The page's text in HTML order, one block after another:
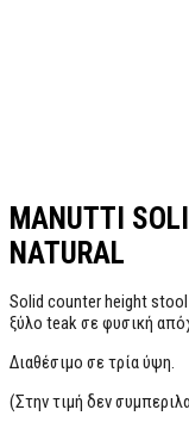
MANUTTI
NATURAL
Solid counter height stool
ξύλο teak σε φυσική
Διαθέσιμο σε τρία ύψη.
(Στην τιμή δεν